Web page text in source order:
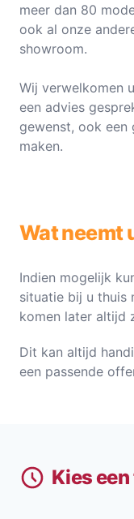
meer dan 80
ook al onze
showroom.
Wij verwelkomen
een advies
gewenst, ook
maken.
Wat neemt
Indien mogelijk
situatie bij u thuis
komen later altijd
Dit kan altijd
een passende
Kies